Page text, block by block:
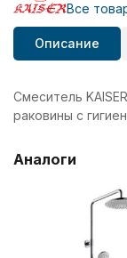
Все
Описание
Смеситель
раковины с
Аналоги